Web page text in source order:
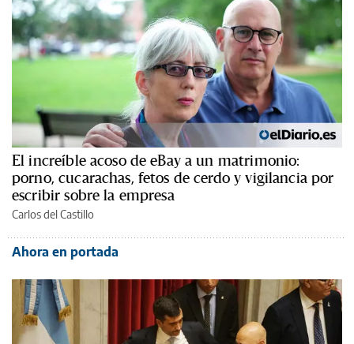
El increíble acoso de eBay a un matrimonio:
porno, cucarachas, fetos de cerdo y vigilancia por
escribir sobre la empresa
Carlos del Castillo
Ahora en portada